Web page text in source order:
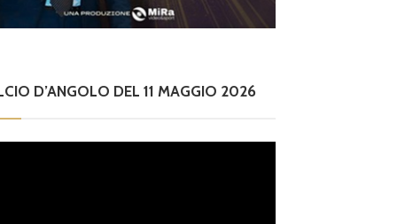
sempre più”
D’ANGOLO DEL 11 MAGGIO 2026